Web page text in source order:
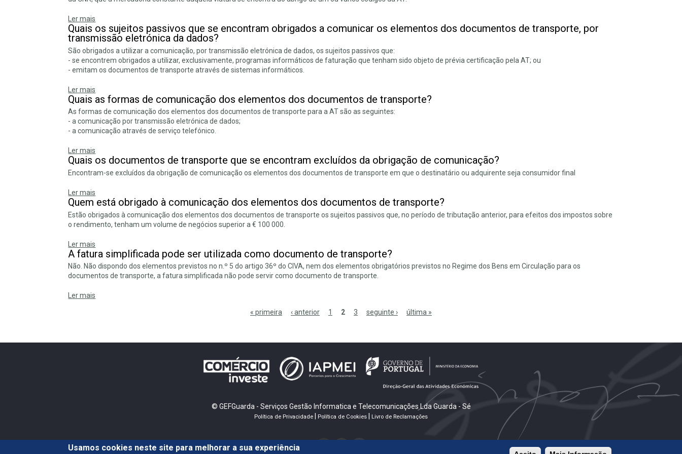
Ler mais
Quais os sujeitos passivos que se encontram obrigados a comunicar os elementos dos documentos de transporte, por
transmissão eletrónica da dados?
São obrigados a utilizar a comunicação, por transmissão eletrónica de dados, os sujeitos passivos que:
- se encontrem obrigados a utilizar, exclusivamente, programas informáticos de faturação que tenham sido objeto de prévia certificação pela AT; ou
- emitam os documentos de transporte através de sistemas informáticos.
Ler mais
Quais as formas de comunicação dos elementos dos documentos de transporte?
As formas de comunicação dos elementos dos documentos de transporte para a AT são as seguintes:
- a comunicação por transmissão eletrónica de dados;
- a comunicação através de serviço telefónico.
Ler mais
Quais os documentos de transporte que se encontram excluídos da obrigação de comunicação?
Encontram-se excluídos da obrigação de comunicação os elementos dos documentos de transporte em que o destinatário ou adquirente seja consumidor final
Ler mais
Quem está obrigado à comunicação dos elementos dos documentos de transporte?
Estão obrigados à comunicação dos elementos dos documentos de transporte os sujeitos passivos que, no período de tributação anterior, para efeitos dos impostos sobre
o rendimento, tenham um volume de negócios superior a € 100 000.
Ler mais
A fatura simplificada pode ser utilizada como documento de transporte?
Não. Não dispondo dos elementos previstos no n.º 5 do artigo 36º do CIVA, nem dos elementos obrigatórios previstos no Regime dos Bens em Circulação para os
documentos de transporte, a fatura simplificada não pode servir como documento de transporte.
Ler mais
« primeira ‹ anterior 1 2 3 seguinte › última »
© GEFGuarda - Serviços Gestão Informatica e Telecomunicações Lda Guarda - Sé
Política de Privacidade Política de Cookies Livro de Reclamações
Usamos cookies neste site para melhorar a sua experiência